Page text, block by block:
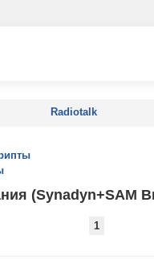
Radiotalk
(Synadyn+SAM
1